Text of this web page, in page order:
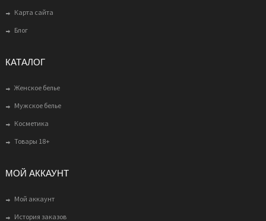
Карта сайта
Блог
КАТАЛОГ
Женское белье
Мужское белье
Косметика
Товары 18+
МОЙ АККАУНТ
Мой аккаунт
История заказов